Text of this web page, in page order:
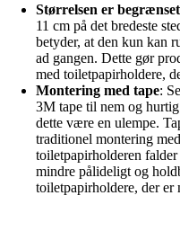
Størrelsen er begrænset
11 cm på det bredeste
betyder, at den kun kan
ad gangen. Dette gør
med toiletpapirholdere,
Montering med tape:
3M tape til nem og
dette være en ulempe.
traditionel montering
toiletpapirholderen
mindre pålideligt og
toiletpapirholdere, der er